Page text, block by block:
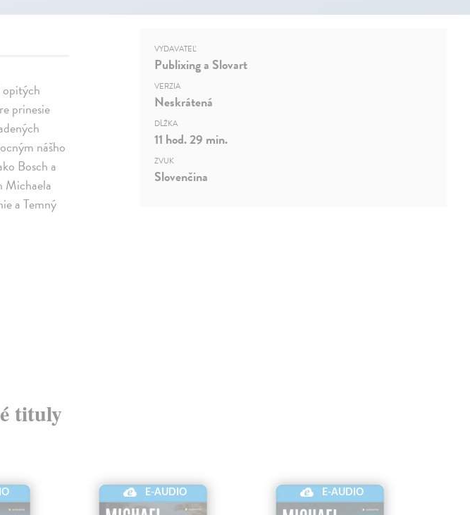
opitých
prinesie
nášho
Bosch a
Michaela
a Temný
VYDAVATEĽ
Publixing a Slovart
VERZIA
Neskrátená
DĹŽKA
11 hod. 29 min.
ZVUK
Slovenčina
tituly
E-AUDIO E-AUDIO